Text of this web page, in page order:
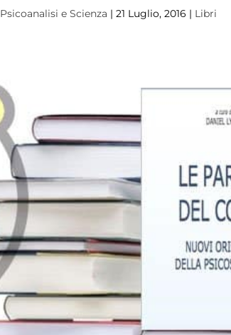
Psicoanalisi e Scienza |21 Luglio, 2016 | Libri